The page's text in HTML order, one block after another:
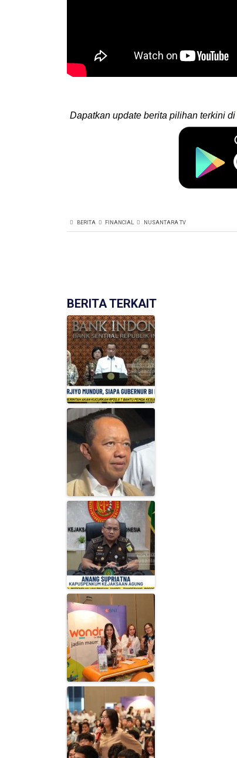
Dapatkan update berita pilihan terkini di
BERITA FINANCIAL NUSANTARA TV
BERITA TERKAIT